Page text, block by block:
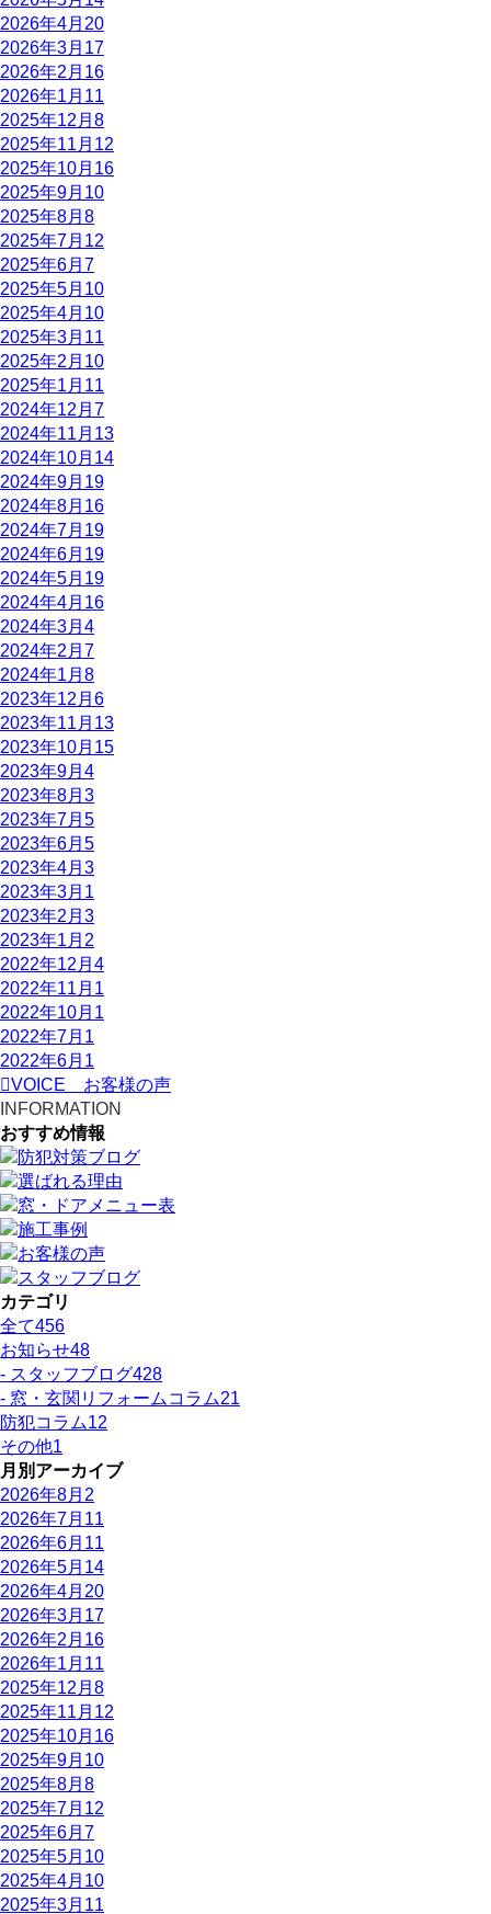
2026年4月 20
2026年3月 17
2026年2月 16
2026年1月 11
2025年12月 8
2025年11月 12
2025年10月 16
2025年9月 10
2025年8月 8
2025年7月 12
2025年6月 7
2025年5月 10
2025年4月 10
2025年3月 11
2025年2月 10
2025年1月 11
2024年12月 7
2024年11月 13
2024年10月 14
2024年9月 19
2024年8月 16
2024年7月 19
2024年6月 19
2024年5月 19
2024年4月 16
2024年3月 4
2024年2月 7
2024年1月 8
2023年12月 6
2023年11月 13
2023年10月 15
2023年9月 4
2023年8月 3
2023年7月 5
2023年6月 5
2023年4月 3
2023年3月 1
2023年2月 3
2023年1月 2
2022年12月 4
2022年11月 1
2022年10月 1
2022年7月 1
2022年6月 1
VOICE
お客様の声
INFORMATION
おすすめ情報
カテゴリ
全て456
お知らせ48
- スタッフブログ428
- 窓・玄関リフォームコラム21
防犯コラム12
その他1
月別アーカイブ
2026年8月 2
2026年7月 11
2026年6月 11
2026年5月 14
2026年4月 20
2026年3月 17
2026年2月 16
2026年1月 11
2025年12月 8
2025年11月 12
2025年10月 16
2025年9月 10
2025年8月 8
2025年7月 12
2025年6月 7
2025年5月 10
2025年4月 10
2025年3月 11